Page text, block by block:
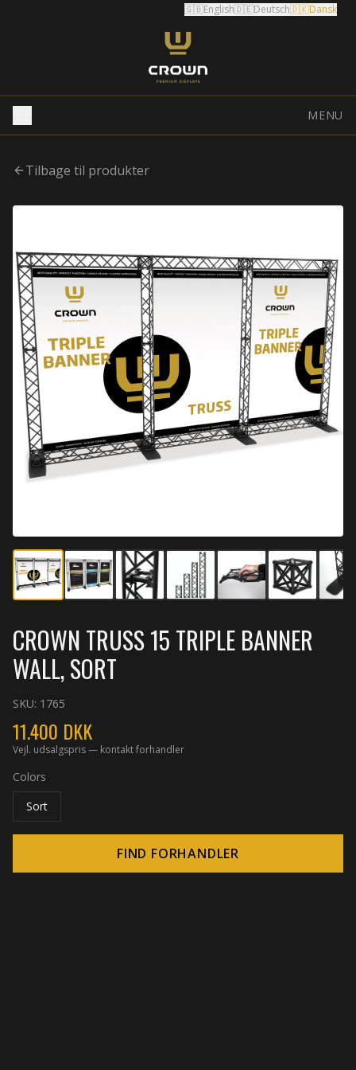
🇬🇧English🇩🇪Deutsch🇩🇰Dansk
MENU
Tilbage til produkter
CROWN TRUSS 15 TRIPLE BANNER
WALL, SORT
SKU: 1765
11.400 DKK
Vejl. udsalgspris — kontakt forhandler
Colors
Sort
FIND FORHANDLER